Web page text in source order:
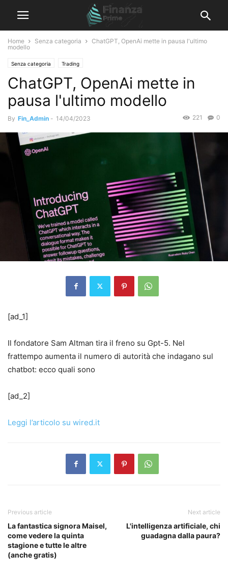
Home Senza categoria
ChatGPT, OpenAi mette in pausa l'ultimo
modello
Senza categoria Trading
ChatGPT, OpenAi mette in
pausa l'ultimo modello
By Fin_Admin - 14/04/2023 0
221
[ad_1]
Il fondatore Sam Altman tira il freno su Gpt-5. Nel
frattempo aumenta il numero di autorità che indagano sul
chatbot: ecco quali sono
[ad_2]
Leggi l’articolo su wired.it
Previous article
La fantastica signora Maisel,
come vedere la quinta
stagione e tutte le altre
(anche gratis)
Next article
L'intelligenza artificiale, chi
guadagna dalla paura?